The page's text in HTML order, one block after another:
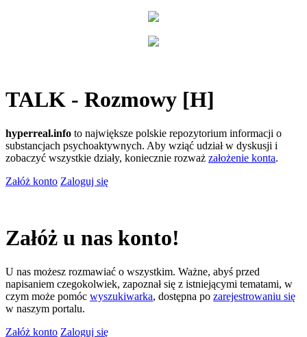
TALK - Rozmowy [H]
hyperreal.info to największe polskie repozytorium informacji o
substancjach psychoaktywnych. Aby wziąć udział w dyskusji i
zobaczyć wszystkie działy, koniecznie rozważ założenie konta.
Załóż konto Zaloguj się
Załóż u nas konto!
U nas możesz rozmawiać o wszystkim. Ważne, abyś przed
napisaniem czegokolwiek, zapoznał się z istniejącymi tematami, w
czym może pomóc wyszukiwarka, dostępna po zarejestrowaniu się
w naszym portalu.
Załóż konto Zaloguj się